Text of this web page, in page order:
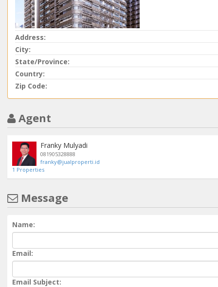
Address:
City:
State/Province:
Country:
Zip Code:
Agent
Franky Mulyadi
081905328888
franky@jualproperti.id
1 Properties
Message
Name:
Email:
Email Subject: